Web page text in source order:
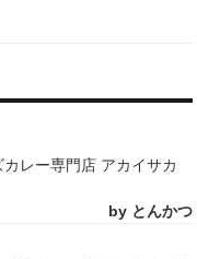
レー専門店 アカイサカ
by とんかつ